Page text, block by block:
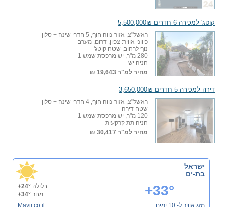
קוטג' למכירה 6 חדרים 5,500,000₪
ראשל"צ, אזור נווה חוף, 5 חדרי שינה + סלון
כיווני אוויר: צפון, דרום, מערב
נוף לרחוב, שטח קוטג'
280 מ"ר, יש מרפסת שמש 1
חניה יש
מחיר למ"ר 19,643 ₪
דירה למכירה 5 חדרים 3,650,000₪
ראשל"צ, אזור נווה חוף, 4 חדרי שינה + סלון
שטח דירה
120 מ"ר, יש מרפסת שמש 1
חניה תת קרקעית
מחיר למ"ר 30,417 ₪
ישראל
בת-ים
+33° בלילה +24°
מחר +34°